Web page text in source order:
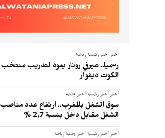
أخبار أخبار رئيسية رياضة
رسميا.. هيرفي رونار يعود لتدريب منتخب
الكوت ديفوار
أخبار أخبار رئيسية أخبار وطنية
سوق الشغل بالمغرب.. ارتفاع عدد مناصب
الشغل مقابل دخل بنسبة 2,7 %
أخبار أخبار رئيسية أخبار وطنية رياضة